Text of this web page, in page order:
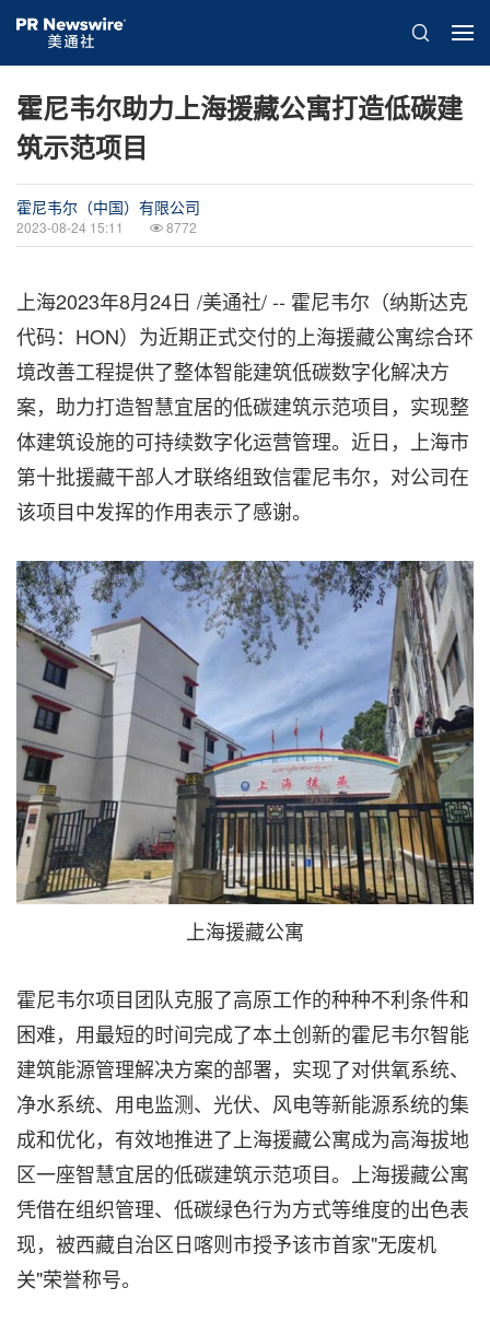
霍尼韦尔助力上海援藏公寓打造低碳建
筑示范项目
霍尼韦尔（中国）有限公司
2023-08-24 15:11 8772
上海2023年8月24日 /美通社/ -- 霍尼韦尔（纳斯达克
代码：HON）为近期正式交付的上海援藏公寓综合环
境改善工程提供了整体智能建筑低碳数字化解决方
案，助力打造智慧宜居的低碳建筑示范项目，实现整
体建筑设施的可持续数字化运营管理。近日，上海市
第十批援藏干部人才联络组致信霍尼韦尔，对公司在
该项目中发挥的作用表示了感谢。
上海援藏公寓
霍尼韦尔项目团队克服了高原工作的种种不利条件和
困难，用最短的时间完成了本土创新的霍尼韦尔智能
建筑能源管理解决方案的部署，实现了对供氧系统、
净水系统、用电监测、光伏、风电等新能源系统的集
成和优化，有效地推进了上海援藏公寓成为高海拔地
区一座智慧宜居的低碳建筑示范项目。上海援藏公寓
凭借在组织管理、低碳绿色行为方式等维度的出色表
现，被西藏自治区日喀则市授予该市首家"无废机
关"荣誉称号。